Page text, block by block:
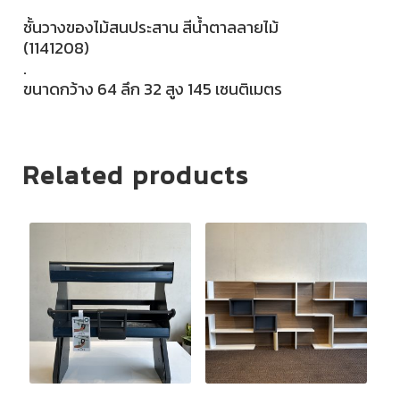
ชั้นวางของไม้สนประสาน สีน้ำตาลลายไม้
(1141208)
.
ขนาดกว้าง 64 ลึก 32 สูง 145 เซนติเมตร
Related products